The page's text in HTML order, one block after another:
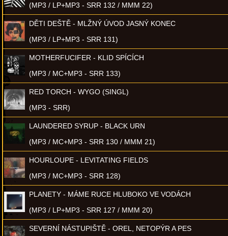
(MP3 / LP+MP3 - SRR 132 / MMM 22)
DĚTI DEŠTĚ - MLŽNÝ ÚVOD JASNÝ KONEC
(MP3 / LP+MP3 - SRR 131)
MOTHERFUCIFER - KLID SPÍCÍCH
(MP3 / MC+MP3 - SRR 133)
RED TORCH - WYGO (SINGL)
(MP3 - SRR)
LAUNDERED SYRUP - BLACK URN
(MP3 / MC+MP3 - SRR 130 / MMM 21)
HOURLOUPE - LEVITATING FIELDS
(MP3 / MC+MP3 - SRR 128)
PLANETY - MÁME RUCE HLUBOKO VE VODÁCH
(MP3 / LP+MP3 - SRR 127 / MMM 20)
SEVERNÍ NÁSTUPIŠTĚ - OREL, NETOPÝR A PES